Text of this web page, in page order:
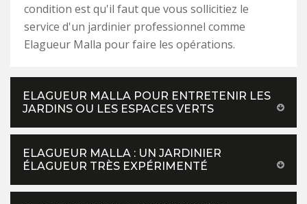
condition est qu'il faut que vous sollicitiez le
service d'un jardinier professionnel comme
Elagueur Malla pour faire les opérations.
ELAGUEUR MALLA POUR ENTRETENIR LES
JARDINS OU LES ESPACES VERTS
ELAGUEUR MALLA : UN JARDINIER
ÉLAGUEUR TRÈS EXPÉRIMENTÉ